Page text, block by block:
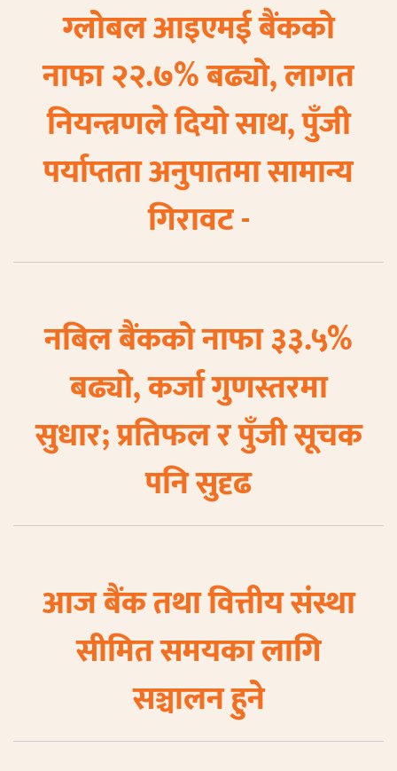
ग्लोबल आइएमई बैंकको
नाफा २२.७% बढ्यो, लागत
नियन्त्रणले दियो साथ, पुँजी
पर्याप्तता अनुपातमा सामान्य
गिरावट -
नबिल बैंकको नाफा ३३.५%
बढ्यो, कर्जा गुणस्तरमा
सुधार; प्रतिफल र पुँजी सूचक
पनि सुदृढ
आज बैंक तथा वित्तीय संस्था
सीमित समयका लागि
सञ्चालन हुने